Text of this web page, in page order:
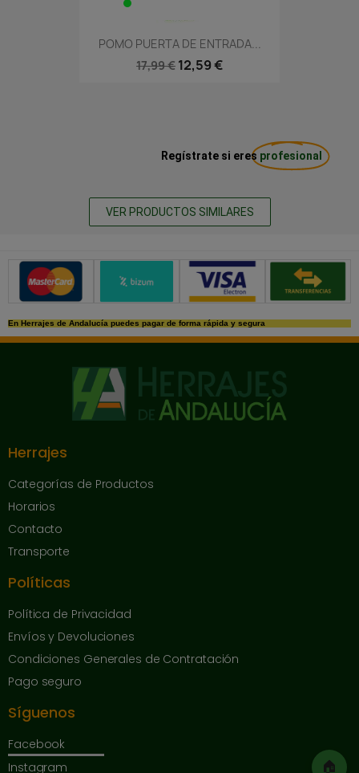
🏠
POMO PUERTA DE ENTRADA...
17,99 € 12,59 €
Regístrate si eres profesional
VER PRODUCTOS SIMILARES
Métodos de pago seguros
En Herrajes de Andalucía puedes pagar de forma rápida y segura
Herrajes
Categorías de Productos
Horarios
Contacto
Transporte
Políticas
Política de Privacidad
Envíos y Devoluciones
Condiciones Generales de Contratación
Pago seguro
Síguenos
Facebook
Instagram